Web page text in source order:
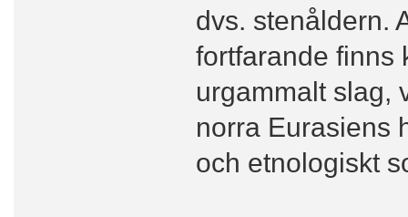
dvs. stenåldern.
fortfarande finns
urgammalt slag,
norra Eurasiens
och etnologiskt